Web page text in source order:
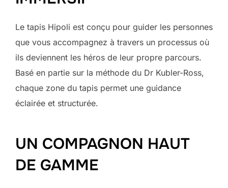
Le tapis Hipoli est conçu pour guider les personnes
que vous accompagnez à travers un processus où
ils deviennent les héros de leur propre parcours.
Basé en partie sur la méthode du Dr Kubler-Ross,
chaque zone du tapis permet une guidance
éclairée et structurée.
UN COMPAGNON HAUT
DE GAMME